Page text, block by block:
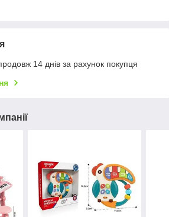
14 днів за рахунок покупця